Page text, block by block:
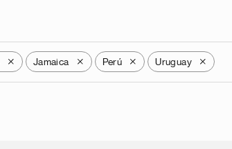
X Jamaica X Perú X Uruguay X